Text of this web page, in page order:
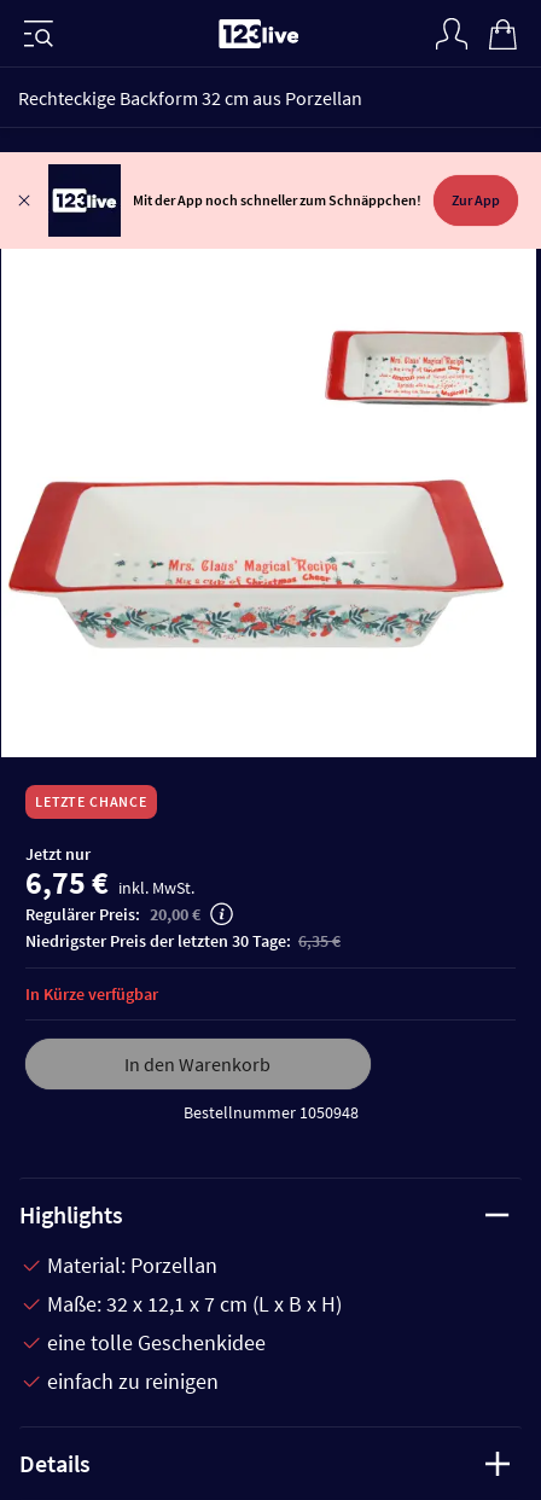
Rechteckige Backform 32 cm aus Porzellan
Mit der App noch schneller zum Schnäppchen! Zur App
LETZTE CHANCE
Jetzt nur
6,75 € inkl. MwSt.
Regulärer Preis: 20,00 €
niedrigster Preis der letzten 30 Tage: 6,35 €
In den Warenkorb
Bestellnummer 1050948
In Kürze verfügbar
Highlights
Material: Porzellan
Maße: 32 x 12,1 x 7 cm (L x B x H)
eine tolle Geschenkidee
einfach zu reinigen
Details